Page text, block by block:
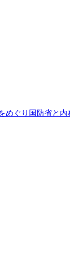
ぐり国防省と